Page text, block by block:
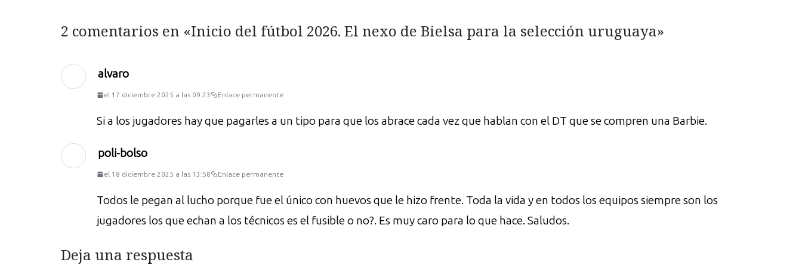
2 comentarios en «Inicio del fútbol 2026. El nexo de Bielsa para la selección uruguaya»
alvaro
el 17 diciembre 2025 a las 09:23 Enlace permanente
Si a los jugadores hay que pagarles a un tipo para que los abrace cada vez que hablan con el DT que se compren una Barbie.
poli-bolso
el 18 diciembre 2025 a las 13:58 Enlace permanente
Todos le pegan al lucho porque fue el único con huevos que le hizo frente. Toda la vida y en todos los equipos siempre son los
jugadores los que echan a los técnicos es el fusible o no?. Es muy caro para lo que hace. Saludos.
Deja una respuesta